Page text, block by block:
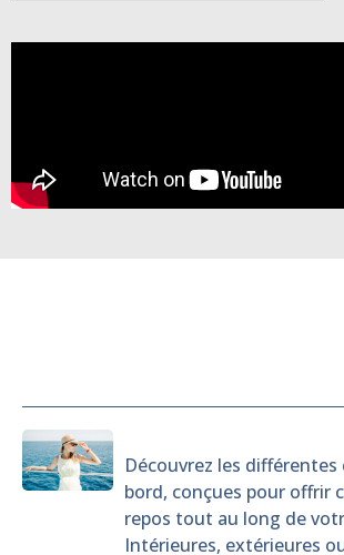
Découvrez les différentes
bord, conçues pour offrir
repos tout au long de
Intérieures, extérieures